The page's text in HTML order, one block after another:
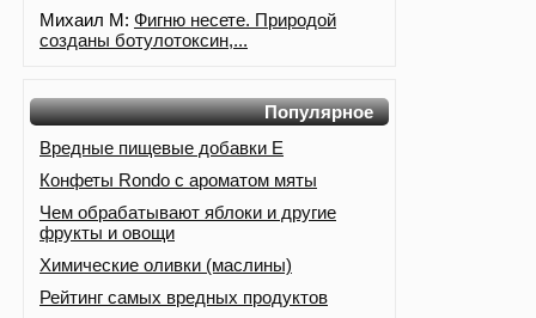
Михаил М: Фигню несете. Природой
созданы ботулотоксин,...
Популярное
Вредные пищевые добавки Е
Конфеты Rondo с ароматом мяты
Чем обрабатывают яблоки и другие
фрукты и овощи
Химические оливки (маслины)
Рейтинг самых вредных продуктов